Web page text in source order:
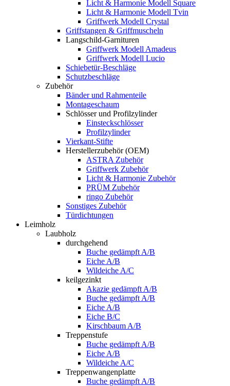
Licht & Harmonie Modell Square
Licht & Harmonie Modell Tvin
Griffwerk Modell Crystal
Griffstangen & Griffmuscheln
Langschild-Garnituren
Griffwerk Modell Amadeus
Griffwerk Modell Lucio
Schiebetür-Beschläge
Schutzbeschläge
Zubehör
Bänder und Rahmenteile
Montageschaum
Schlösser und Profilzylinder
Einsteckschlösser
Profilzylinder
Vierkant-Stifte
Herstellerzubehör (OEM)
ASTRA Zubehör
Griffwerk Zubehör
Licht & Harmonie Zubehör
PRÜM Zubehör
ringo Zubehör
Sonstiges Zubehör
Türdichtungen
Leimholz
Laubholz
durchgehend
Buche gedämpft A/B
Eiche A/B
Wildeiche A/C
keilgezinkt
Akazie gedämpft A/B
Buche gedämpft A/B
Eiche A/B
Eiche B/C
Kirschbaum A/B
Treppenstufe
Buche gedämpft A/B
Eiche A/B
Wildeiche A/C
Treppenwangenplatte
Buche gedämpft A/B